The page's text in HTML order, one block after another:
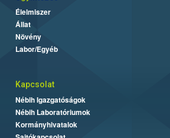
Élelmiszer
Állat
Növény
Labor/Egyéb
Kapcsolat
Nébih Igazgatóságok
Nébih Laboratóriumok
Kormányhivatalok